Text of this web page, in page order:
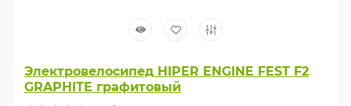
Электровелосипед HIPER ENGINE FEST F2
GRAPHITE графитовый